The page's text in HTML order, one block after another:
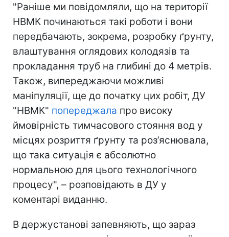
"Раніше ми повідомляли, що на території
НВМК починаються такі роботи і вони
передбачають, зокрема, розробку ґрунту,
влаштування оглядових колодязів та
прокладання труб на глибині до 4 метрів.
Також, випереджаючи можливі
маніпуляції, ще до початку цих робіт, ДУ
"НВМК" попереджала про високу
ймовірність тимчасового стояння вод у
місцях розриття ґрунту та роз’яснювала,
що така ситуація є абсолютно
нормальною для цього технологічного
процесу", – розповідають в ДУ у
коментарі виданню.
В держустанові запевняють, що зараз